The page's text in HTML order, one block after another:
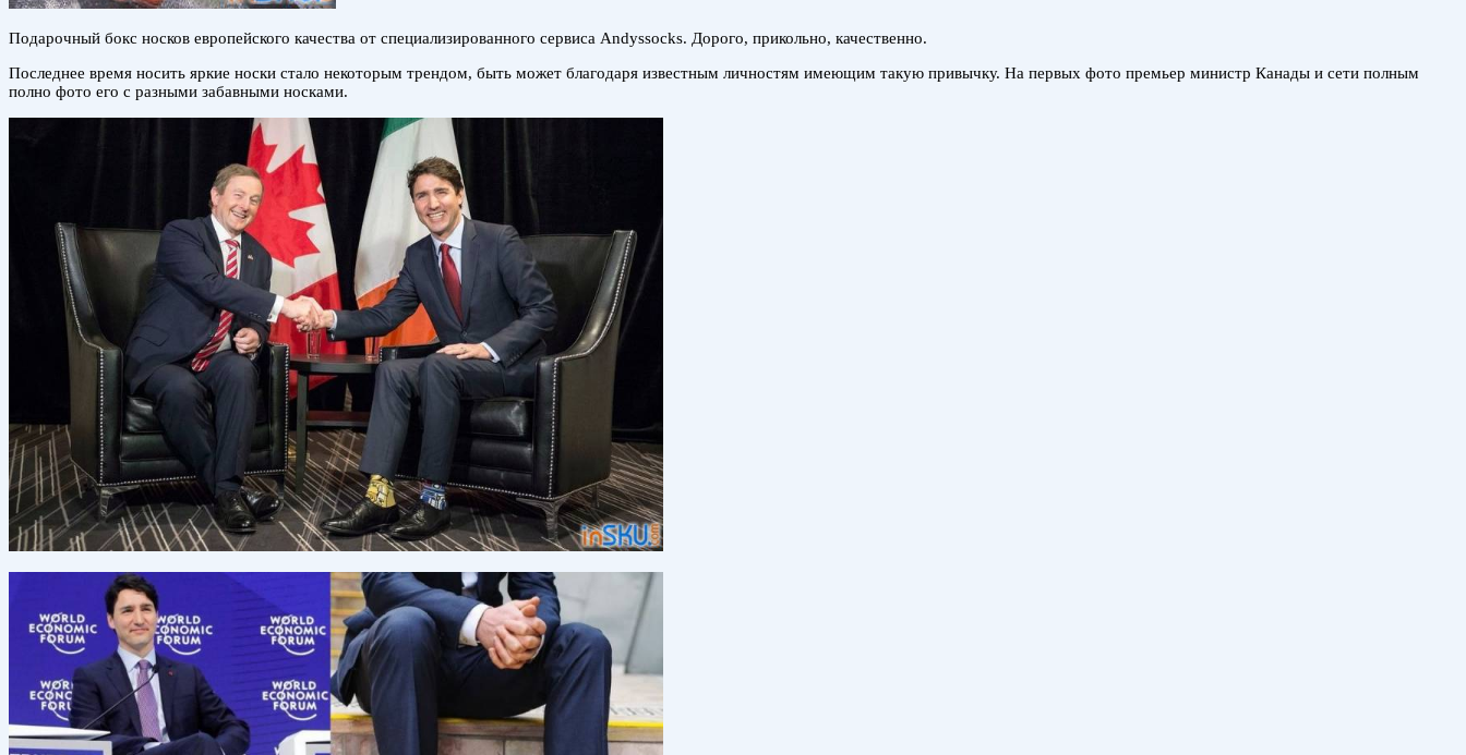
Подарочный бокс носков европейского качества от специализированного сервиса Andyssocks. Дорого, прикольно, качественно.
Последнее время носить яркие носки стало некоторым трендом, быть может благодаря известным личностям имеющим такую привычку. На первых фото премьер министр Канады и сети полным
полно фото его с разными забавными носками.